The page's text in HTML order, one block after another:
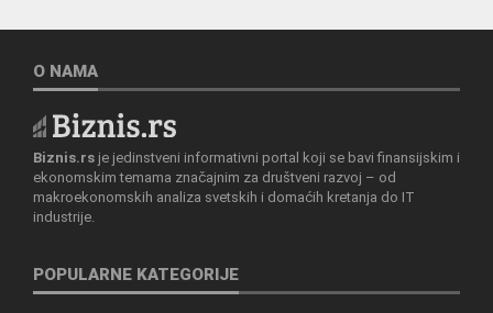
O NAMA
Biznis.rs je jedinstveni informativni portal koji se bavi finansijskim i
ekonomskim temama značajnim za društveni razvoj – od
makroekonomskih analiza svetskih i domaćih kretanja do IT
industrije.
POPULARNE KATEGORIJE